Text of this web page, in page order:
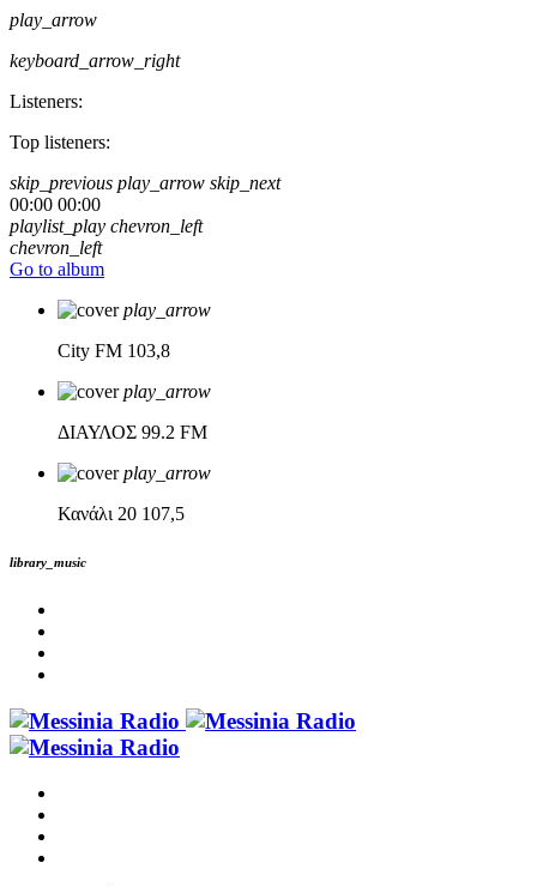
play_arrow
keyboard_arrow_right
Listeners:
Top listeners:
skip_previous play_arrow skip_next
00:00 00:00
playlist_play chevron_left
chevron_left
Go to album
play_arrow
City FM 103,8
play_arrow
ΔΙΑΥΛΟΣ 99.2 FM
play_arrow
Κανάλι 20 107,5
library_music